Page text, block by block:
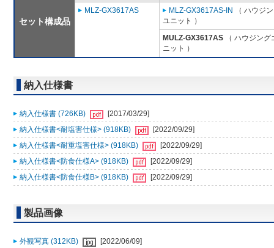
セット構成品
MLZ-GX3617AS
MLZ-GX3617AS-IN
（ ハウジ
ユニット ）
MULZ-GX3617AS （ ハウジン
ニット ）
納入仕様書
納入仕様書 (726KB)
[2017/03/29]
納入仕様書<耐塩害仕様> (918KB)
[2022/09/29]
納入仕様書<耐重塩害仕様> (918KB)
[2022/09/29]
納入仕様書<防食仕様A> (918KB)
[2022/09/29]
納入仕様書<防食仕様B> (918KB)
[2022/09/29]
製品画像
外観写真 (312KB) [2022/06/09]